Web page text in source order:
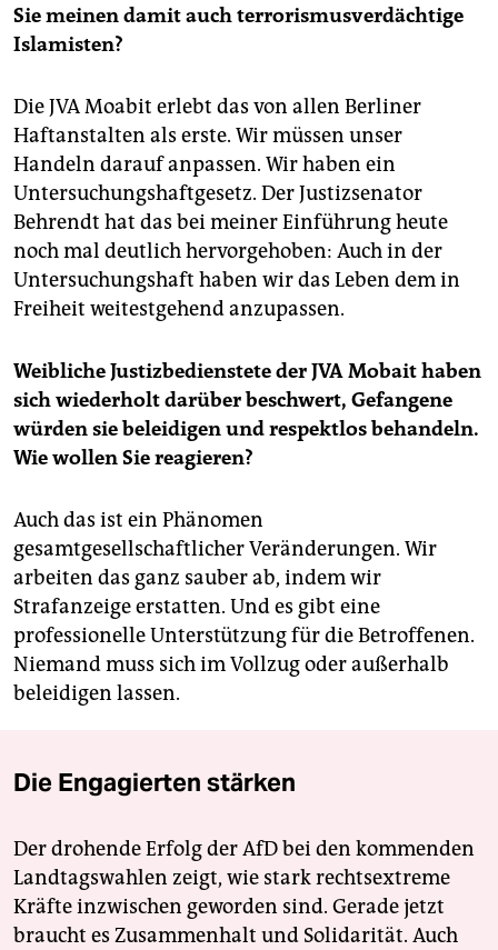
Sie meinen damit auch terrorismusverdächtige
Islamisten?
Die JVA Moabit erlebt das von allen Berliner
Haftanstalten als erste. Wir müssen unser
Handeln darauf anpassen. Wir haben ein
Untersuchungshaftgesetz. Der Justizsenator
Behrendt hat das bei meiner Einführung heute
noch mal deutlich hervorgehoben: Auch in der
Untersuchungshaft haben wir das Leben dem in
Freiheit weitestgehend anzupassen.
Weibliche Justizbedienstete der JVA Mobait haben
sich wiederholt darüber beschwert, Gefangene
würden sie beleidigen und respektlos behandeln.
Wie wollen Sie reagieren?
Auch das ist ein Phänomen
gesamtgesellschaftlicher Veränderungen. Wir
arbeiten das ganz sauber ab, indem wir
Strafanzeige erstatten. Und es gibt eine
professionelle Unterstützung für die Betroffenen.
Niemand muss sich im Vollzug oder außerhalb
beleidigen lassen.
Die Engagierten stärken
Der drohende Erfolg der AfD bei den kommenden
Landtagswahlen zeigt, wie stark rechtsextreme
Kräfte inzwischen geworden sind. Gerade jetzt
braucht es Zusammenhalt und Solidarität. Auch